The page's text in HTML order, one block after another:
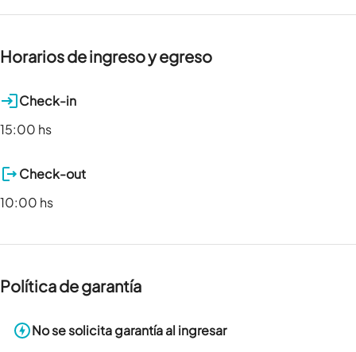
Horarios de ingreso y egreso
Check-in
15:00 hs
Check-out
10:00 hs
Política de garantía
No se solicita garantía al ingresar